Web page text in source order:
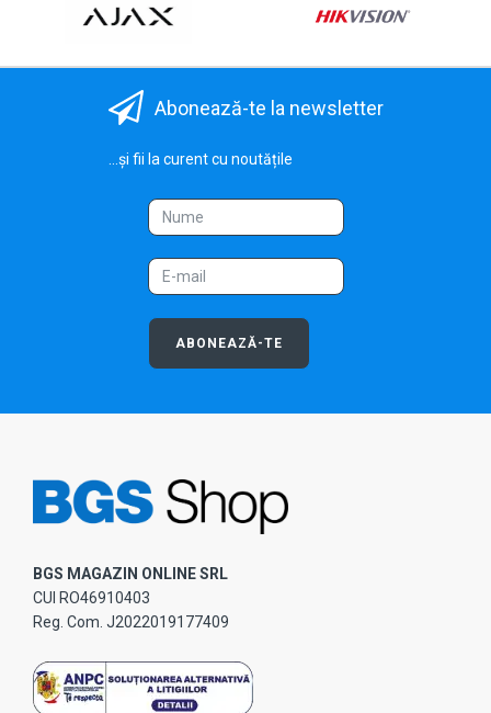
Abonează-te la newsletter
...și fii la curent cu noutățile
ABONEAZĂ-TE
BGS MAGAZIN ONLINE SRL
CUI RO46910403
Reg. Com. J2022019177409